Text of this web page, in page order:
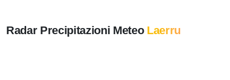
Radar Precipitazioni Meteo Laerru